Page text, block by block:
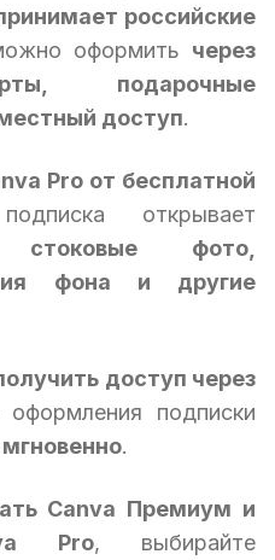
российские
оформить через
подарочные
доступ.
Pro от бесплатной
открывает
стоковые фото,
фона и другие
доступ через
оформления подписки
.
Canva Премиум и
Pro, выбирайте